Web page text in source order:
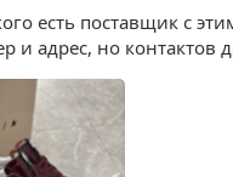
есть поставщик с
и адрес, но контактов